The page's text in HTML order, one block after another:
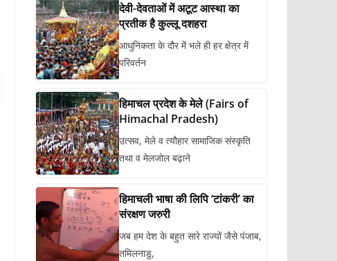
देवी-देवताओं में अटूट आस्था का
प्रतीक है कुल्लू दशहरा
आधुनिकता के दौर में भले ही हर क्षेत्र में
परिवर्तन
हिमाचल प्रदेश के मेले (Fairs of
Himachal Pradesh)
उत्सव, मेले व त्यौहार सामाजिक संस्कृति
तथा व मेलजोल बढ़ाने
हिमाचली भाषा की लिपि ‘टांकरी’ का
संरक्षण जरुरी
जब हम देश के बहुत सारे राज्यों जैसे पंजाब,
तमिलनाडु,